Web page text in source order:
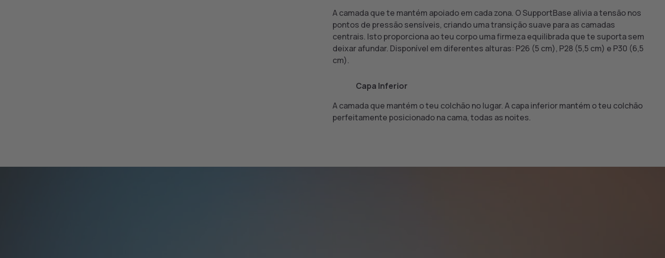
A camada que te mantém apoiado em cada zona. O SupportBase alivia a tensão nos
pontos de pressão sensíveis, criando uma transição suave para as camadas
centrais. Isto proporciona ao teu corpo uma firmeza equilibrada que te suporta sem
deixar afundar. Disponível em diferentes alturas: P26 (5 cm), P28 (5,5 cm) e P30 (6,5
cm).
Capa Inferior
A camada que mantém o teu colchão no lugar. A capa inferior mantém o teu colchão
perfeitamente posicionado na cama, todas as noites.